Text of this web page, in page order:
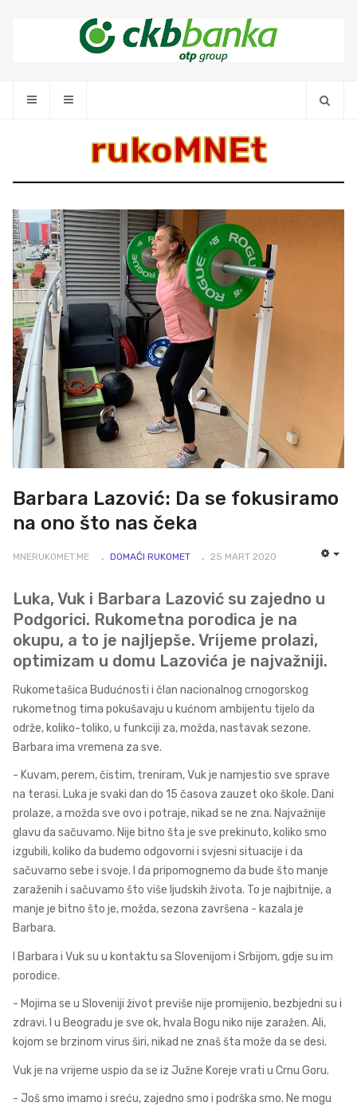
rukoMNEt
Barbara Lazović: Da se fokusiramo
na ono što nas čeka
MNERUKOMET.ME DOMAĆI RUKOMET 25 MART 2020
Luka, Vuk i Barbara Lazović su zajedno u
Podgorici. Rukometna porodica je na
okupu, a to je najljepše. Vrijeme prolazi,
optimizam u domu Lazovića je najvažniji.
Rukometašica Budućnosti i član nacionalnog crnogorskog
rukometnog tima pokušavaju u kućnom ambijentu tijelo da
održe, koliko-toliko, u funkciji za, možda, nastavak sezone.
Barbara ima vremena za sve.
- Kuvam, perem, čistim, treniram, Vuk je namjestio sve sprave
na terasi. Luka je svaki dan do 15 časova zauzet oko škole. Dani
prolaze, a možda sve ovo i potraje, nikad se ne zna. Najvažnije
glavu da sačuvamo. Nije bitno šta je sve prekinuto, koliko smo
izgubili, koliko da budemo odgovorni i svjesni situacije i da
sačuvamo sebe i svoje. I da pripomognemo da bude što manje
zaraženih i sačuvamo što više ljudskih života. To je najbitnije, a
manje je bitno što je, možda, sezona završena - kazala je
Barbara.
I Barbara i Vuk su u kontaktu sa Slovenijom i Srbijom, gdje su im
porodice.
- Mojima se u Sloveniji život previše nije promijenio, bezbjedni su i
zdravi. I u Beogradu je sve ok, hvala Bogu niko nije zaražen. Ali,
kojom se brzinom virus širi, nikad ne znaš šta može da se desi.
Vuk je na vrijeme uspio da se iz Južne Koreje vrati u Crnu Goru.
- Još smo imamo i sreću, zajedno smo i podrška smo. Ne mogu